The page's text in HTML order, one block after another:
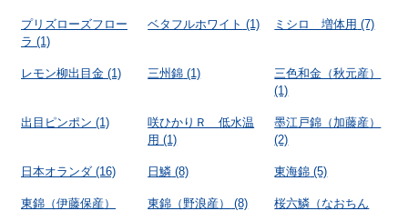
プリズローズフロー
ラ (1)
ベタフルホワイト (1) ミシロ 増体用 (7)
レモン柳出目金 (1) 三州錦 (1)
三色和金（秋元産）
(1)
出目ピンポン (1)
咲ひかりＲ 低水温
用 (1)
墨江戸錦（加藤産）
(2)
日本オランダ (16) 日鱗 (8) 東海錦 (5)
東錦（伊藤保産）
東錦（野浪産） (8)
桜六鱗（なおちん